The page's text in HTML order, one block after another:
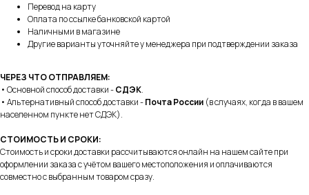
Перевод на карту
Оплата по ссылке банковской картой
Наличными в магазине
Другие варианты уточняйте у менеджера при подтверждении заказа
ЧЕРЕЗ ЧТО ОТПРАВЛЯЕМ:
• Основной способ доставки -СДЭК.
• Альтернативный способ доставки -Почта России (в случаях, когда в вашем
населенном пункте нет СДЭК).
СТОИМОСТЬ И СРОКИ:
Стоимость и сроки доставки рассчитываются онлайн на нашем сайте при
оформлении заказа с учётом вашего местоположения и оплачиваются
совместно с выбранным товаром сразу.